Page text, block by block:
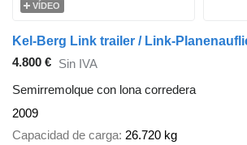
VÍDEO
Kel-Berg Link trailer / Link-
4.800 € Sin IVA
Semirremolque con lona corredera
2009
Capacidad de carga 26.720 kg